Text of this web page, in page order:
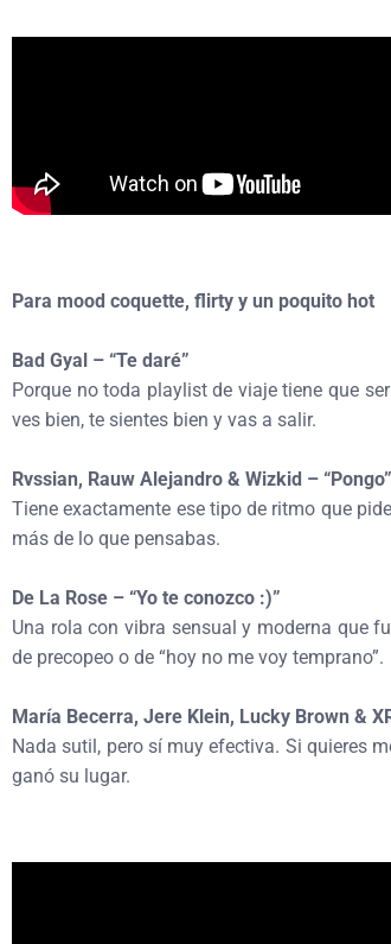
Para mood coquette, flirty y un poquito hot
Bad Gyal – “Te daré”
Porque no toda playlist de viaje tiene que
ves bien, te sientes bien y vas a salir.
Rvssian, Rauw Alejandro & Wizkid – “Pongo”
Tiene exactamente ese tipo de ritmo que
más de lo que pensabas.
De La Rose – “Yo te conozco :)”
Una rola con vibra sensual y moderna que
de precopeo o de “hoy no me voy temprano”.
María Becerra, Jere Klein, Lucky Brown &
Nada sutil, pero sí muy efectiva. Si quieres
ganó su lugar.